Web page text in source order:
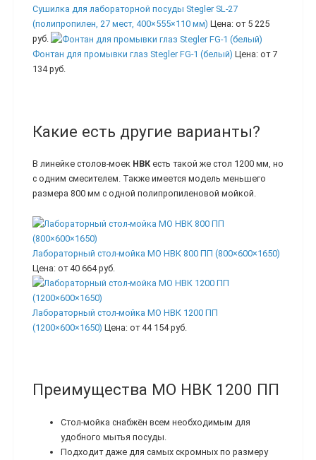
Сушилка для лабораторной посуды Stegler SL-27
(полипропилен, 27 мест, 400×555×110 мм) Цена: от 5 225
руб.
Фонтан для промывки глаз Stegler FG-1 (белый) Цена: от 7
134 руб.
Какие есть другие варианты?
В линейке столов-моек НВК есть такой же стол 1200 мм, но
с одним смесителем. Также имеется модель меньшего
размера 800 мм с одной полипропиленовой мойкой.
Лабораторный стол-мойка МО НВК 800 ПП (800×600×1650)
Цена: от 40 664 руб.
Лабораторный стол-мойка МО НВК 1200 ПП
(1200×600×1650) Цена: от 44 154 руб.
Преимущества МО НВК 1200 ПП
Стол-мойка снабжён всем необходимым для
удобного мытья посуды.
Подходит даже для самых скромных по размеру